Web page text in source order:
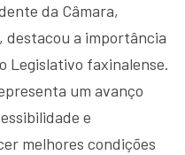
da Câmara,
destacou a importância
Legislativo faxinalense.
um avanço
e
melhores condições